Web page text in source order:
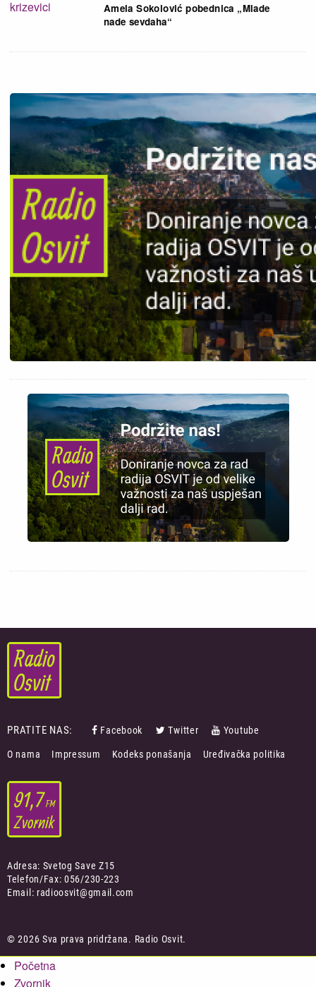
Amela Sokolović pobednica „Mlade
nade sevdaha“
Slika
PRATITE NAS: Facebook Twitter Youtube
FOOTER
MENU
O nama Impressum Kodeks ponašanja Uređivačka politika
Adresa: Svetog Save Z15
Telefon/Fax: 056/230-223
Email: radioosvit@gmail.com
© 2026 Sva prava pridržana. Radio Osvit.
Početna
Zvornik